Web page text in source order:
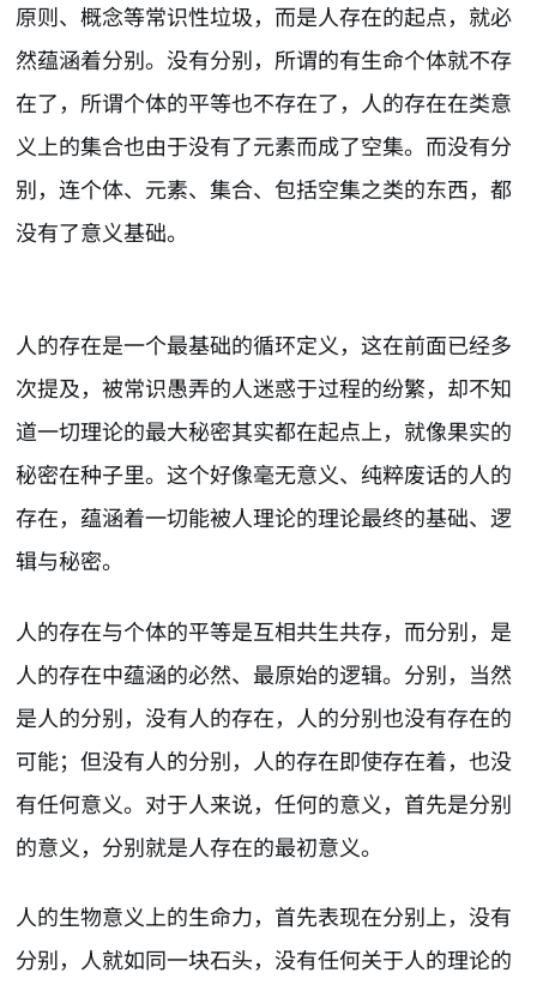
原则、概念等常识性垃圾，而是人存在的起点，就必
然蕴涵着分别。没有分别，所谓的有生命个体就不存
在了，所谓个体的平等也不存在了，人的存在在类意
义上的集合也由于没有了元素而成了空集。而没有分
别，连个体、元素、集合、包括空集之类的东西，都
没有了意义基础。
人的存在是一个最基础的循环定义，这在前面已经多
次提及，被常识愚弄的人迷惑于过程的纷繁，却不知
道一切理论的最大秘密其实都在起点上，就像果实的
秘密在种子里。这个好像毫无意义、纯粹废话的人的
存在，蕴涵着一切能被人理论的理论最终的基础、逻
辑与秘密。
人的存在与个体的平等是互相共生共存，而分别，是
人的存在中蕴涵的必然、最原始的逻辑。分别，当然
是人的分别，没有人的存在，人的分别也没有存在的
可能；但没有人的分别，人的存在即使存在着，也没
有任何意义。对于人来说，任何的意义，首先是分别
的意义，分别就是人存在的最初意义。
人的生物意义上的生命力，首先表现在分别上，没有
分别，人就如同一块石头，没有任何关于人的理论的